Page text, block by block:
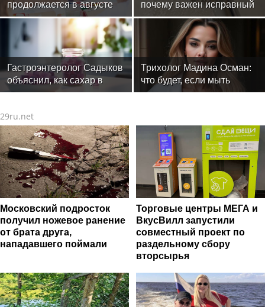
продолжается в августе
— заключительный месяц
программы
почему важен исправный
водонагреватель
Гастроэнтеролог Садыков
объяснил, как сахар в
рационе ускоряет
Трихолог Мадина Осман:
что будет, если мыть
голову ежедневно
29ru.net
Московский подросток
получил ножевое ранение
от брата друга,
нападавшего поймали
Торговые центры МЕГА и
ВкусВилл запустили
совместный проект по
раздельному сбору
вторсырья